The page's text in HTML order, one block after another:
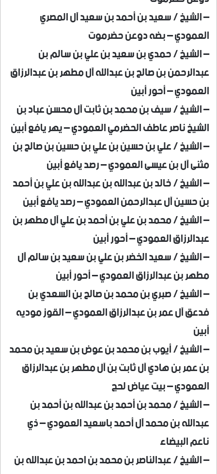
– الشيخ / سعيد بن أحمد بن سعيد آل المصري
العمودي – بضه دوعن حضرموت
– الشيخ / حمدي بن سعيد بن علي بن سالم بن
عبدالرحمن بن صالح بن عبدالله آل مطهر بن عبدالرزاق
العمودي – أحور أبين
– الشيخ / سيف بن محمد بن ثابت آل محسن عباد بن
الشيخ ناصر عاطف الحضرمي العمودي – يهر يافع أبين
– الشيخ / علي بن حسين بن علي بن حسين بن صالح بن
مثنى آل بن عيسى العمودي – رصد يافع أبين
– الشيخ / خالد بن عبدالله بن عبدالله بن علي بن أحمد
بن حسين آل عبدالرحمن العمودي – رصد يافع أبين
– الشيخ / محمد بن علي بن أحمد بن علي آل مطهر بن
عبدالرزاق العمودي – أحور أبين
– الشيخ / سعيد الخضر بن علي بن سعيد بن سالم آل
مطهر بن عبدالرزاق العمودي – أحور أبين
– الشيخ / صبري بن محمد بن صالح بن السعدي بن
فدعق آل عمر بن عبدالرزاق العمودي – القوز موديه
أبين
– الشيخ / أيوب بن محمد بن عوض بن سعيد بن محمد
بن عمر بن هادي آل ثابت بن آل مطهر بن عبدالرزاق
العمودي – بيت عياض لحج
– الشيخ / محمد بن أحمد بن عبدالله بن أحمد بن
عبدالله بن محمد آل أحمد باسعيد العمودي – ذي
ناعم البيضاء
– الشيخ / عبدالناصر بن محمد بن احمد بن عبدالله بن